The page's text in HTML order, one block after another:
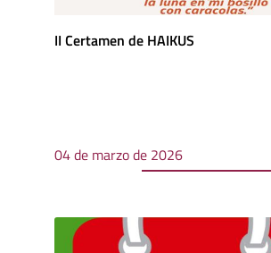
II Certamen de HAIKUS
04 de marzo de 2026